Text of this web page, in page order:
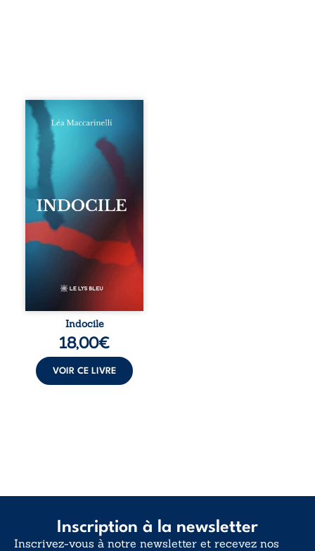
Quatre parties.
Quatre refus.
Quatre visages
d’une existence en
friction. Entre les
silences qu’on ne
déchiffre pas, les
amours qu’on
dérange, les corps
qu’on administre
et les liens qu’on
sabote, cet
ouvrage parle à
vivent trop fort,
trop vrai, trop tôt.
traversée. Une
langue nue. Une
insurrection
calme. Une
déclaration
d’existence pour ...
Indocile
18,00€
VOIR CE LIVRE
Inscription à la newsletter
Inscrivez-vous à notre newsletter et recevez nos